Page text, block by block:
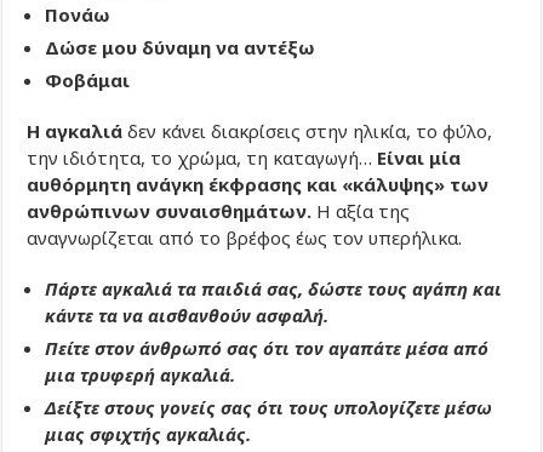
Πονάω
Δώσε μου δύναμη να αντέξω
Φοβάμαι
Η αγκαλιά δεν κάνει διακρίσεις στην ηλικία, το φύλο,
την ιδιότητα, το χρώμα, τη καταγωγή… Είναι μία
αυθόρμητη ανάγκη έκφρασης και «κάλυψης» των
ανθρώπινων συναισθημάτων. Η αξία της
αναγνωρίζεται από το βρέφος έως τον υπερήλικα.
Πάρτε αγκαλιά τα παιδιά σας, δώστε τους αγάπη και
κάντε τα να αισθανθούν ασφαλή.
Πείτε στον άνθρωπό σας ότι τον αγαπάτε μέσα από
μια τρυφερή αγκαλιά.
Δείξτε στους γονείς σας ότι τους υπολογίζετε μέσω
μιας σφιχτής αγκαλιάς.